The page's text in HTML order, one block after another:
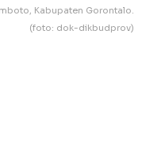
Kabupaten Gorontalo.
(foto: dok-dikbudprov)